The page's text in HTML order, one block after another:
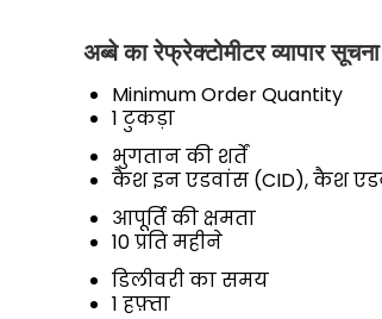
अब्बे का रेफ्रेक्टोमीटर व्यापार सूचना
Minimum Order Quantity
1 टुकड़ा
भुगतान की शर्तें
कैश इन एडवांस (CID), कैश
आपूर्ति की क्षमता
10 प्रति महीने
डिलीवरी का समय
1 हफ़्ता